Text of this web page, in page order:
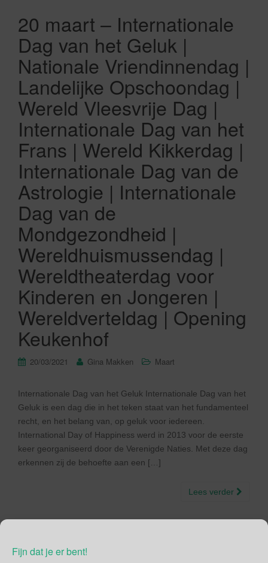
Fijn dat je er bent!
20 maart – Internationale
Dag van het Geluk |
Nationale Vriendinnendag |
Landelijke Opschoondag |
Wereld Vleesvrije Dag |
Internationale Dag van het
Frans | Wereld Kikkerdag |
Internationale Dag van de
Astrologie | Internationale
Dag van de
Mondgezondheid |
Wereldhuismussendag |
Wereldtheaterdag voor
Kinderen en Jongeren |
Wereldverteldag | Opening
Keukenhof
20/03/2021 Gina Makken Maart
Internationale Dag van het Geluk Internationale Dag van het
Geluk is een dag die in het teken staat van het fundamenteel
recht, en het belang van, op geluk voor iedereen.
International Day of Happiness werd in 2013 voor de eerste
keer georganiseerd door de Verenigde Naties. Met deze dag
erkennen zij de behoefte aan een […]
Lees verder